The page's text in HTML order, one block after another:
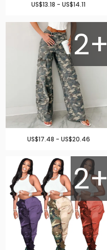
US$13.18 - US$14.11
2+
US$17.48 - US$20.46
2+